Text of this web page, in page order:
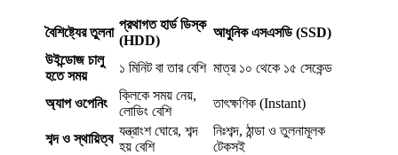
বৈশিষ্ট্যের তুলনা
প্রথাগত হার্ড ডিস্ক
(HDD)
আধুনিক এসএসডি (SSD)
উইন্ডোজ চালু
হতে সময়
১ মিনিট বা তার বেশি মাত্র ১০ থেকে ১৫ সেকেন্ড
অ্যাপ ওপেনিং
ক্লিকে সময় নেয়,
লোডিং বেশি
তাৎক্ষণিক (Instant)
শব্দ ও স্থায়িত্ব
যন্ত্রাংশ ঘোরে, শব্দ
হয় বেশি
নিঃশব্দ, ঠান্ডা ও তুলনামূলক
টেকসই